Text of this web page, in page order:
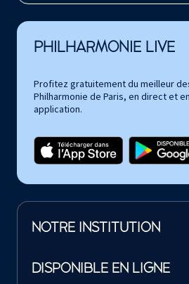
PHILHARMONIE LIVE
Profitez gratuitement du meilleur
Philharmonie de Paris, en direct et
application.
NOTRE INSTITUTION
DISPONIBLE EN LIGNE